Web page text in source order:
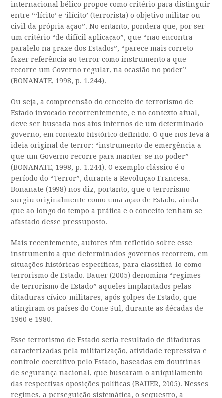
internacional bélico propõe como critério para distinguir
entre “‘lícito’ e ‘ilícito’ (terrorista) o objetivo militar ou
civil da própria ação”. No entanto, pondera que, por ser
um critério “de difícil aplicação”, que “não encontra
paralelo na praxe dos Estados”, “parece mais correto
fazer referência ao terror como instrumento a que
recorre um Governo regular, na ocasião no poder”
(BONANATE, 1998, p. 1.244).
Ou seja, a compreensão do conceito de terrorismo de
Estado invocado recorrentemente, e no contexto atual,
deve ser buscada nos atos internos de um determinado
governo, em contexto histórico definido. O que nos leva à
ideia original de terror: “instrumento de emergência a
que um Governo recorre para manter-se no poder”
(BONANATE, 1998, p. 1.244). O exemplo clássico é o
período do “Terror”, durante a Revolução Francesa.
Bonanate (1998) nos diz, portanto, que o terrorismo
surgiu originalmente como uma ação de Estado, ainda
que ao longo do tempo a prática e o conceito tenham se
afastado desse pressuposto.
Mais recentemente, autores têm refletido sobre esse
instrumento a que determinados governos recorrem, em
situações históricas específicas, para classificá-lo como
terrorismo de Estado. Bauer (2005) denomina “regimes
de terrorismo de Estado” aqueles implantados pelas
ditaduras cívico-militares, após golpes de Estado, que
atingiram os países do Cone Sul, durante as décadas de
1960 e 1980.
Esse terrorismo de Estado seria resultado de ditaduras
caracterizadas pela militarização, atividade repressiva e
controle coercitivo pelo Estado, baseadas em doutrinas
de segurança nacional, que buscaram o aniquilamento
das respectivas oposições políticas (BAUER, 2005). Nesses
regimes, a perseguição sistemática, o sequestro, a